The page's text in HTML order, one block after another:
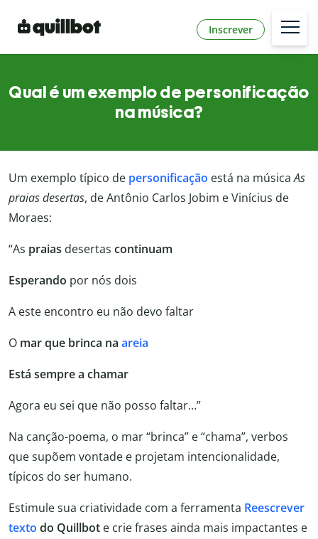
Inscrever
Qual é um exemplo de personificação
na música?
Um exemplo típico de personificação está na músicaAs
praias desertas, de Antônio Carlos Jobim e Vinícius de
Moraes:
“As praias desertas continuam
Esperando por nós dois
A este encontro eu não devo faltar
O mar que brinca na areia
Está sempre a chamar
Agora eu sei que não posso faltar…”
Na canção-poema, o mar “brinca” e “chama”, verbos
que supõem vontade e projetam intencionalidade,
típicos do ser humano.
Estimule sua criatividade com a ferramenta Reescrever
texto do Quillbot e crie frases ainda mais impactantes e